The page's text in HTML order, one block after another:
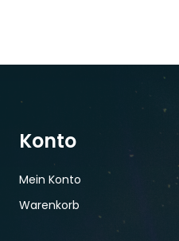
Konto
Mein Konto
Warenkorb